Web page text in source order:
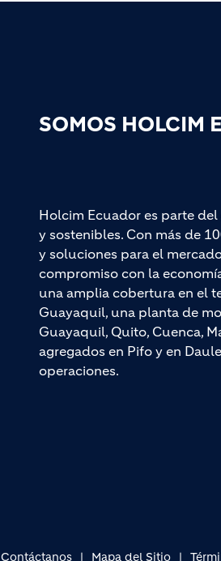
SOMOS HOLCIM
Holcim Ecuador es parte
y sostenibles. Con más de
y soluciones para el
compromiso con la
una amplia cobertura en el
Guayaquil, una planta de
Guayaquil, Quito, Cuenca,
agregados en Pifo y en
operaciones.
Contáctanos Mapa del Sitio